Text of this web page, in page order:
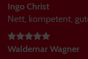
Ingo Christ
Nett, kompetent,
Waldemar Wagner